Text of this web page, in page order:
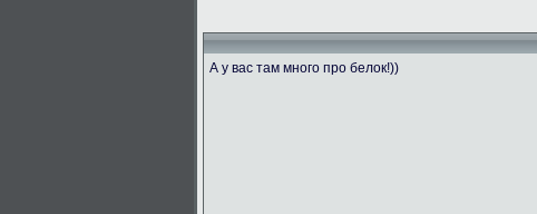
А у вас там много про белок!))